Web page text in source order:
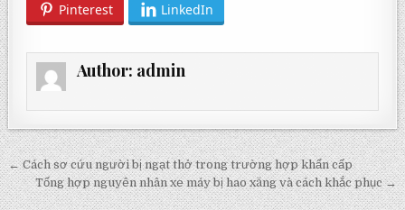
Pinterest LinkedIn
Author: admin
Post
navigation
← Cách sơ cứu người bị ngạt thở trong trường hợp khẩn cấp
Tổng hợp nguyên nhân xe máy bị hao xăng và cách khắc phục →